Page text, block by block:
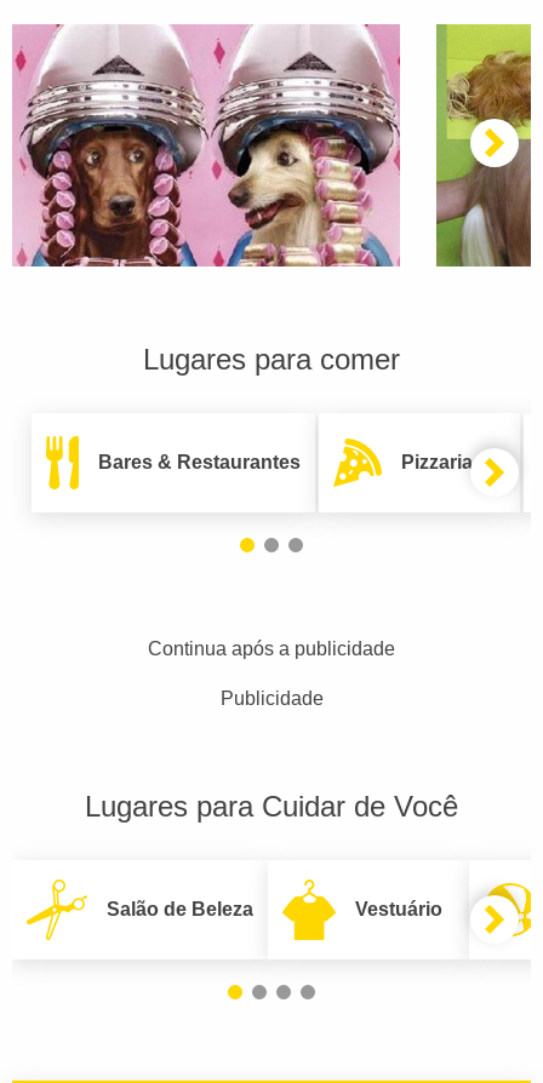
Lugares para comer
Bares & Restaurantes Pizzarias
Continua após a publicidade
Publicidade
Lugares para Cuidar de Você
Salão de Beleza Vestuário